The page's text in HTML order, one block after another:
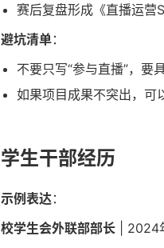
赛后复盘形成《直播运营
避坑清单：
不要只写“参与直播”，要
如果项目成果不突出，可
学生干部经历
示例表达 ：
校学生会外联部部长 | 2024